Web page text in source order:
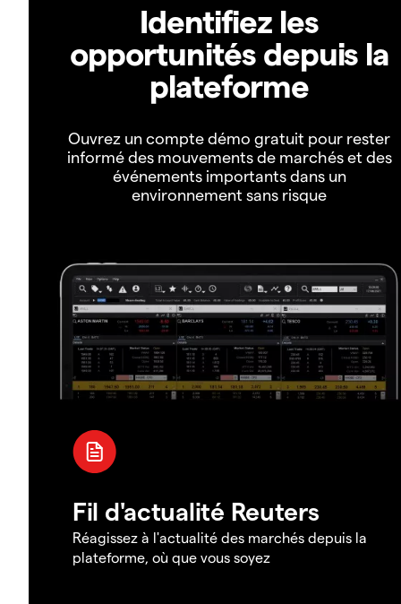
Identifiez les
opportunités depuis la
plateforme
Ouvrez un compte démo gratuit pour rester
informé des mouvements de marchés et des
événements importants dans un
environnement sans risque
Fil d'actualité Reuters
Réagissez à l'actualité des marchés depuis la
plateforme, où que vous soyez